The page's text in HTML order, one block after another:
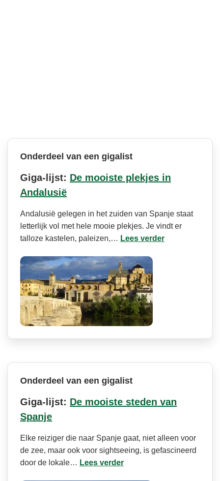
Onderdeel van een gigalist
Giga-lijst: De mooiste plekjes in
Andalusië
Andalusië gelegen in het zuiden van Spanje staat
letterlijk vol met hele mooie plekjes. Je vindt er
talloze kastelen, paleizen,… Lees verder
Onderdeel van een gigalist
Giga-lijst: De mooiste steden van
Spanje
Elke reiziger die naar Spanje gaat, niet alleen voor
de zee, maar ook voor sightseeing, is gefascineerd
door de lokale… Lees verder